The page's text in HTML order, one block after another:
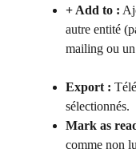
+ Add to :
autre entité
mailing ou
Export :
sélectionnés.
Mark as
comme non